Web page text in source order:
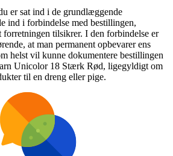
er sat ind i de grundlæggende
ind i forbindelse med bestillingen,
forretningen tilsikrer. I den forbindelse er
at man permanent opbevarer ens
helst vil kunne dokumentere bestillingen
Unicolor 18 Stærk Rød, ligegyldigt om
til en dreng eller pige.